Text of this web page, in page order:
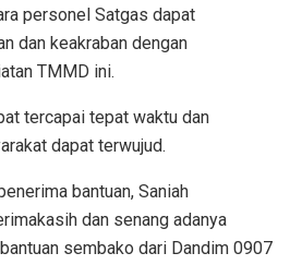
personel Satgas dapat
dan keakraban dengan
TMMD ini.
tercapai tepat waktu dan
dapat terwujud.
bantuan, Saniah
dan senang adanya
sembako dari Dandim 0907